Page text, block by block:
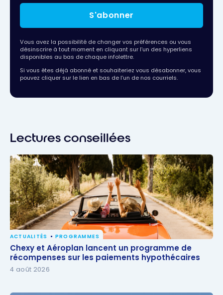
S'abonner
Vous avez la possibilité de changer vos préférences ou vous
désinscrire à tout moment en cliquant sur l’un des hyperliens
disponibles au bas de chaque infolettre.
Si vous êtes déjà abonné et souhaiteriez vous désabonner, vous
pouvez cliquer sur le lien en bas de l’un de nos courriels.
Lectures conseillées
Chexy et Aéroplan lancent un programme de
récompenses sur les paiements hypothécaires
ACTUALITÉS PROGRAMMES
Chexy et Aéroplan lancent un programme de
récompenses sur les paiements hypothécaires
4 août 2026